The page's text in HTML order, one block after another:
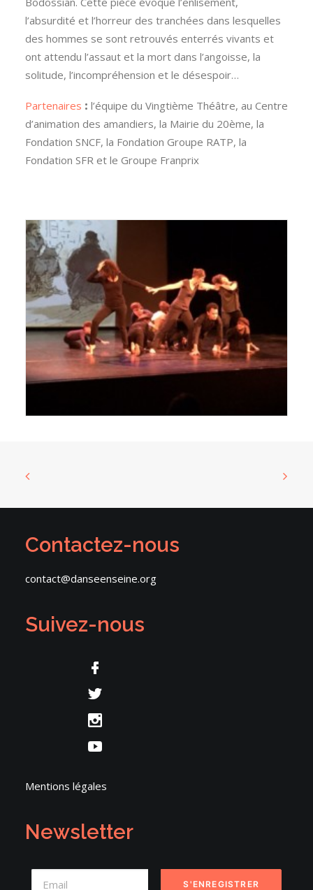
l’absurdité et l’horreur des tranchées dans lesquelles
des hommes se sont retrouvés enterrés vivants et
ont attendu l’assaut et la mort dans l’angoisse, la
solitude, l’incompréhension et le désespoir…
Partenaires : l’équipe du Vingtième Théâtre, au Centre
d’animation des amandiers, la Mairie du 20ème, la
Fondation SNCF, la Fondation Groupe RATP, la
Fondation SFR et le Groupe Franprix
Contactez-nous
contact@danseenseine.org
Suivez-nous
Mentions légales
Newsletter